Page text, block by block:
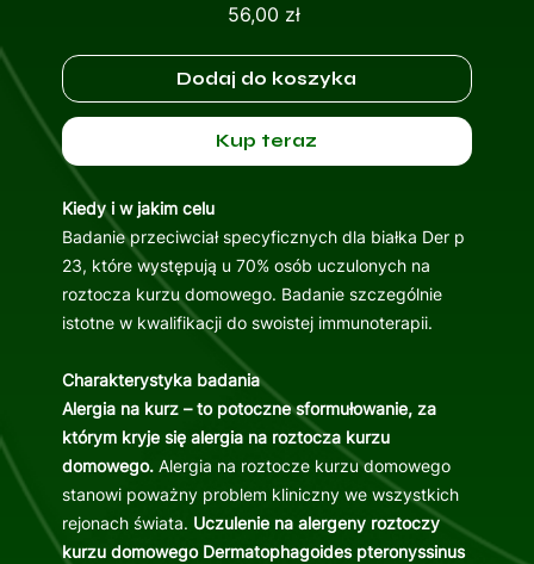
56,00 złCena
Dodaj do koszyka
Kup teraz
Kiedy i w jakim celu
Badanie przeciwciał specyficznych dla białka Der p
23, które występują u 70% osób uczulonych na
roztocza kurzu domowego. Badanie szczególnie
istotne w kwalifikacji do swoistej immunoterapii.
Charakterystyka badania
Alergia na kurz – to potoczne sformułowanie, za
którym kryje się alergia na roztocza kurzu
domowego. Alergia na roztocze kurzu domowego
stanowi poważny problem kliniczny we wszystkich
rejonach świata. Uczulenie na alergeny roztoczy
kurzu domowego Dermatophagoides pteronyssinus